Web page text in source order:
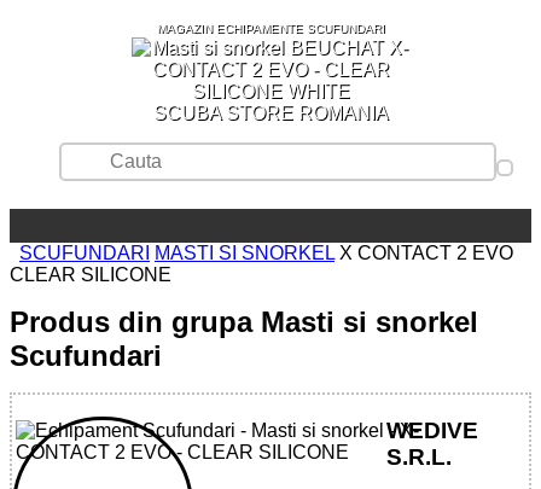
MAGAZIN ECHIPAMENTE SCUFUNDARI
SCUBA STORE ROMANIA
SCUFUNDARI MASTI SI SNORKEL X CONTACT 2 EVO
CLEAR SILICONE
Produs din grupa Masti si snorkel
Scufundari
WEDIVE
S.R.L.